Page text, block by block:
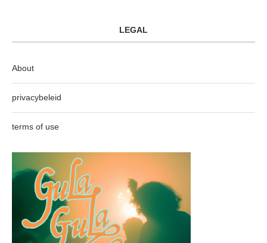
LEGAL
About
privacybeleid
terms of use